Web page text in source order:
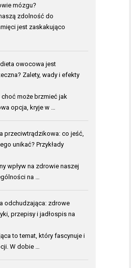
mózgu?
zdolność do
jest zaskakująco
owocowa jest
Zalety, wady i efekty
może brzmieć jak
opcja, kryje w …
przeciwtrądzikowa: co jeść,
unikać? Przykłady
wpływ na zdrowie naszej
na …
odchudzająca: zdrowe
przepisy i jadłospis na
to temat, który fascynuje i
W dobie …